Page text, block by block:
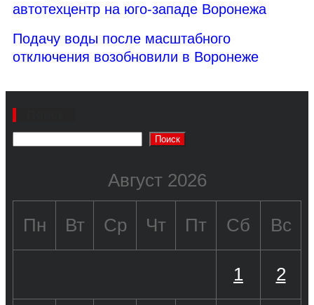
автотехцентр на юго-западе Воронежа
Подачу воды после масштабного
отключения возобновили в Воронеже
Поиск
Август 2026
Пн Вт Ср Чт Пт Сб Вс
1 2